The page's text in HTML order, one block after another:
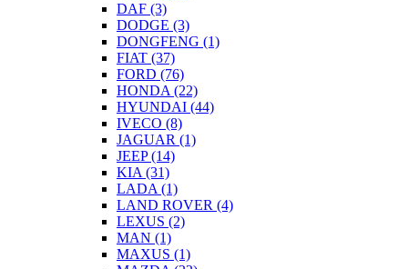
DAF (3)
DODGE (3)
DONGFENG (1)
FIAT (37)
FORD (76)
HONDA (22)
HYUNDAI (44)
IVECO (8)
JAGUAR (1)
JEEP(14)
KIA (31)
LADA (1)
LAND ROVER (4)
LEXUS (2)
MAN (1)
MAXUS (1)